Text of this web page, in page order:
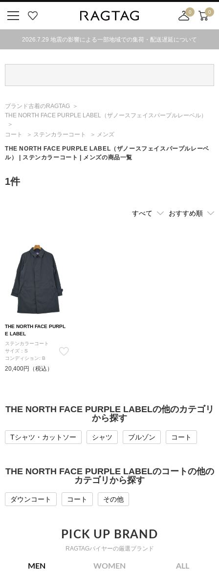
気
0
舗
カ
0
2026.7.29 地震の影響による一部地域での集荷・配送遅延について
ブランド古着のRAGTAG
THE NORTH FACE PURPLE LABEL （ザノースフェイスパープルレーベル）
コート ステンカラーコート メンズ
THE NORTH FACE PURPLE LABEL （ザノースフェイスパープルレーベ
ル）
| ステンカラーコート | メンズの商品一覧
1件
THE NORTH FACE PURPL
E LABEL
ステンカラーコート
サイズ：S
コンディション: B
20,400円（税込）
THE NORTH FACE PURPLE LABELの他のカテゴリ
から探す
Tシャツ・カットソー シャツ ブルゾン コート
THE NORTH FACE PURPLE LABELのコートの他の
カテゴリから探す
ダウンコート コート その他
PICK UP BRAND
RAGTAGバイヤーの厳選ブランド
MEN WOMEN ALL